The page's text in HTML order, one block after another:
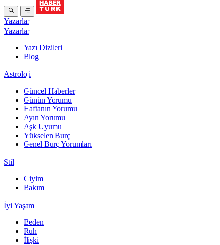
Yazarlar
Yazarlar
Yazı Dizileri
Blog
Astroloji
Güncel Haberler
Günün Yorumu
Haftanın Yorumu
Ayın Yorumu
Aşk Uyumu
Yükselen Burç
Genel Burç Yorumları
Stil
Giyim
Bakım
İyi Yaşam
Beden
Ruh
İlişki